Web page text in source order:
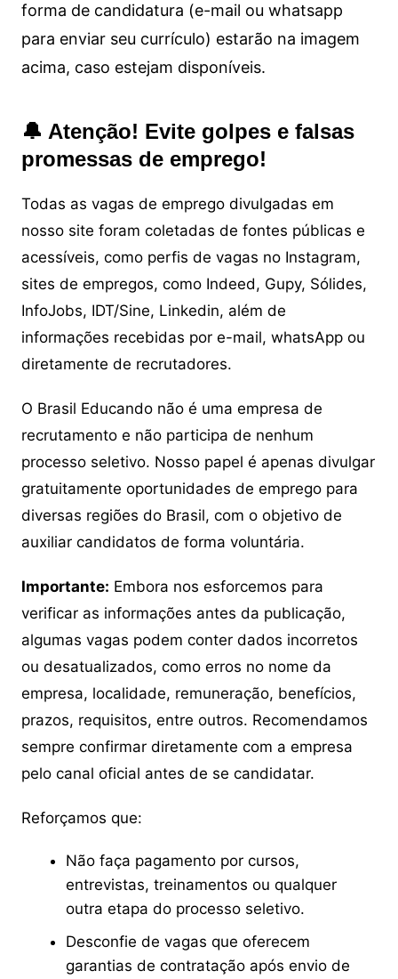
forma de candidatura (e-mail ou whatsapp
para enviar seu currículo) estarão na imagem
acima, caso estejam disponíveis.
🔔 Atenção! Evite golpes e falsas
promessas de emprego!
Todas as vagas de emprego divulgadas em
nosso site foram coletadas de fontes públicas e
acessíveis, como perfis de vagas no Instagram,
sites de empregos, como Indeed, Gupy, Sólides,
InfoJobs, IDT/Sine, Linkedin, além de
informações recebidas por e-mail, whatsApp ou
diretamente de recrutadores.
O Brasil Educando não é uma empresa de
recrutamento e não participa de nenhum
processo seletivo. Nosso papel é apenas divulgar
gratuitamente oportunidades de emprego para
diversas regiões do Brasil, com o objetivo de
auxiliar candidatos de forma voluntária.
Importante: Embora nos esforcemos para
verificar as informações antes da publicação,
algumas vagas podem conter dados incorretos
ou desatualizados, como erros no nome da
empresa, localidade, remuneração, benefícios,
prazos, requisitos, entre outros. Recomendamos
sempre confirmar diretamente com a empresa
pelo canal oficial antes de se candidatar.
Reforçamos que:
Não faça pagamento por cursos,
entrevistas, treinamentos ou qualquer
outra etapa do processo seletivo.
Desconfie de vagas que oferecem
garantias de contratação após envio de